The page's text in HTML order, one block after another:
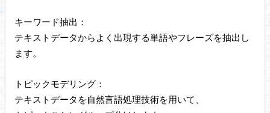
キーワード抽出：
テキストデータからよく出現する単語やフレーズを抽出し
ます。
トピックモデリング：
テキストデータを自然言語処理技術を用いて、